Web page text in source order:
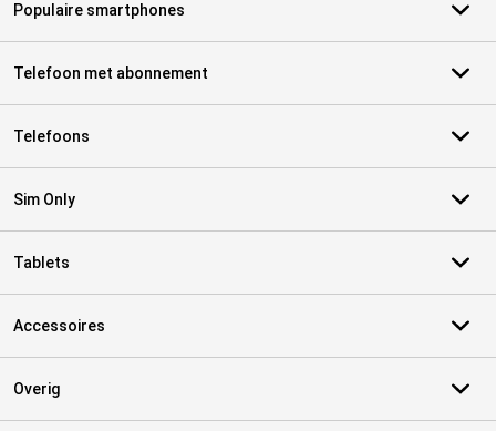
Populaire smartphones
Telefoon met abonnement
Telefoons
Sim Only
Tablets
Accessoires
Overig